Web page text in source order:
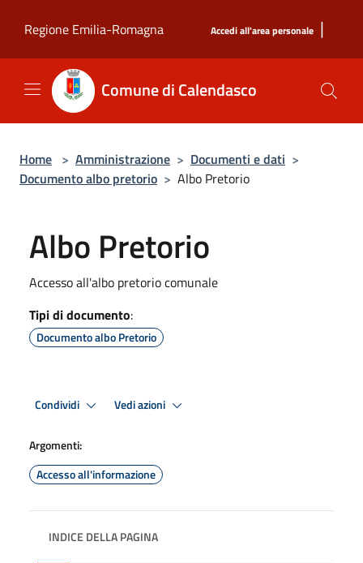
Regione Emilia-Romagna
Accedi all'area personale |
Comune di Calendasco
Home > Amministrazione > Documenti e dati >
Documento albo pretorio > Albo Pretorio
Albo Pretorio
Accesso all'albo pretorio comunale
Tipi di documento:
Documento albo Pretorio
Condividi Vedi azioni
Argomenti:
Accesso all'informazione
INDICE DELLA PAGINA